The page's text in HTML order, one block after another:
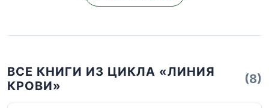
ВСЕ КНИГИ ИЗ ЦИКЛА «ЛИНИЯ
КРОВИ»
(8)